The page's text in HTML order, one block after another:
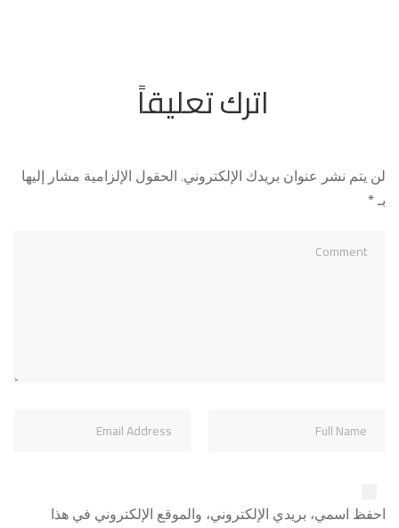
اترك تعليقاً
لن يتم نشر عنوان بريدك الإلكتروني. الحقول الإلزامية مشار إليها
بـ*
احفظ اسمي، بريدي الإلكتروني، والموقع الإلكتروني في هذا